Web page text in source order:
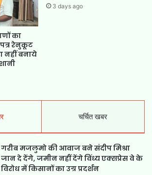
का
रेनुकूट
नहीं बनाये
3 days ago
चर्चित खबर
गरीब मजलुमो की आवाज बने संदीप मिश्रा
जान दे देंगे, जमीन नहीं देंगे विंध्य एक्सप्रेस वे के
विरोध में किसानों का उग्र प्रदर्शन